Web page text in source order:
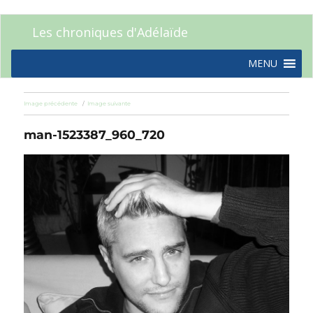
Les chroniques d'Adélaïde
MENU
Image précédente Image suivante
man-1523387_960_720